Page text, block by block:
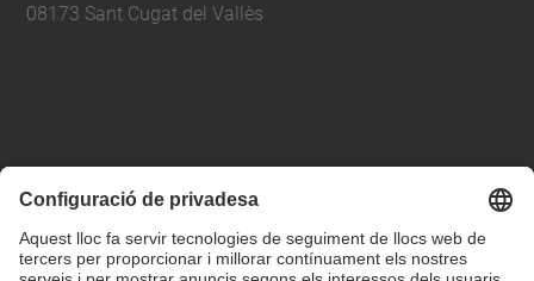
08173 Sant Cugat del Vallès
etsav@upc.edu